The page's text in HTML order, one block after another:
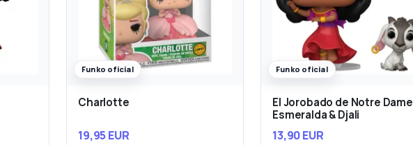
Funko oficial
Charlotte
19,95 EUR
Funko oficial
El Jorobado de Notre Dame
Esmeralda & Djali
13,90 EUR